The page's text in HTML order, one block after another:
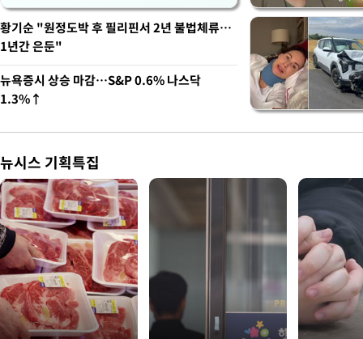
황기순 "원정도박 후 필리핀서 2년 불법체류…
1년간 은둔"
뉴욕증시 상승 마감…S&P 0.6% 나스닥
1.3%↑
뉴시스 기획특집